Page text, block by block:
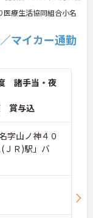
医療生活協同組合小名
マイカー通勤
諸手当・夜
賞与込
字山ノ神４０
ＪＲ)駅」バ